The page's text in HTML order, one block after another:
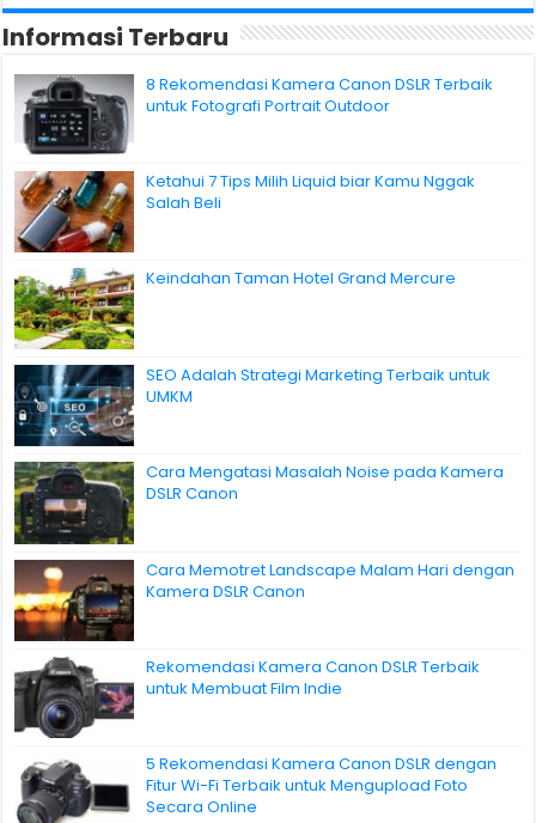
Informasi Terbaru
8 Rekomendasi Kamera Canon DSLR Terbaik
untuk Fotografi Portrait Outdoor
Ketahui 7 Tips Milih Liquid biar Kamu Nggak
Salah Beli
Keindahan Taman Hotel Grand Mercure
SEO Adalah Strategi Marketing Terbaik untuk
UMKM
Cara Mengatasi Masalah Noise pada Kamera
DSLR Canon
Cara Memotret Landscape Malam Hari dengan
Kamera DSLR Canon
Rekomendasi Kamera Canon DSLR Terbaik
untuk Membuat Film Indie
5 Rekomendasi Kamera Canon DSLR dengan
Fitur Wi-Fi Terbaik untuk Mengupload Foto
Secara Online